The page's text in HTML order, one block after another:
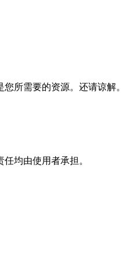
所需要的资源。还请谅解。
均由使用者承担。